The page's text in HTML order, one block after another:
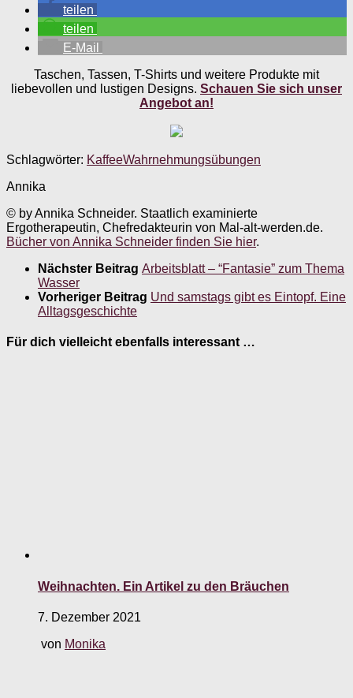
teilen
teilen
E-Mail
Taschen, Tassen, T-Shirts und weitere Produkte mit
liebevollen und lustigen Designs. Schauen Sie sich unser
Angebot an!
Schlagwörter: KaffeeWahrnehmungsübungen
Annika
© by Annika Schneider. Staatlich examinierte
Ergotherapeutin, Chefredakteurin von Mal-alt-werden.de.
Bücher von Annika Schneider finden Sie hier.
Nächster Beitrag Arbeitsblatt – “Fantasie” zum Thema
Wasser
Vorheriger Beitrag Und samstags gibt es Eintopf. Eine
Alltagsgeschichte
Für dich vielleicht ebenfalls interessant …
Weihnachten. Ein Artikel zu den Bräuchen
7. Dezember 2021
von Monika